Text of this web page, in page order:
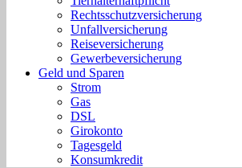
Rechtsschutzversicherung
Unfallversicherung
Reiseversicherung
Gewerbeversicherung
Geld und Sparen
Strom
Gas
DSL
Girokonto
Tagesgeld
Konsumkredit